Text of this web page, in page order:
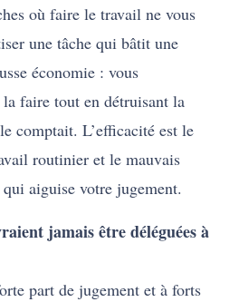
où faire le travail ne vous
une tâche qui bâtit une
économie : vous
faire tout en détruisant la
comptait. L’efficacité est le
routinier et le mauvais
aiguise votre jugement.
jamais être déléguées à
part de jugement et à forts